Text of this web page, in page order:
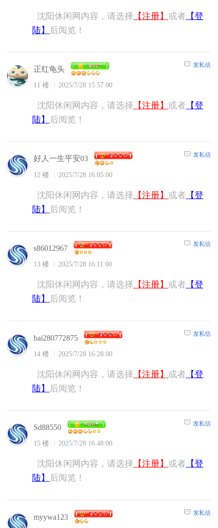
沈阳休闲网内容，请选择 【注册】 或者 【登
陆】
后阅览！
正红龟头
11 楼 2025/7/28 15:57:00
发私信
沈阳休闲网内容，请选择 【注册】 或者 【登
陆】
后阅览！
好人一生平安03
12 楼 2025/7/28 16:05:00
发私信
沈阳休闲网内容，请选择 【注册】 或者 【登
陆】
后阅览！
s86012967
13 楼 2025/7/28 16:11:00
发私信
沈阳休闲网内容，请选择 【注册】 或者 【登
陆】
后阅览！
bai280772875
14 楼 2025/7/28 16:28:00
发私信
沈阳休闲网内容，请选择 【注册】 或者 【登
陆】
后阅览！
Sd88550
15 楼 2025/7/28 16:48:00
发私信
沈阳休闲网内容，请选择 【注册】 或者 【登
陆】
后阅览！
myywa123 发私信